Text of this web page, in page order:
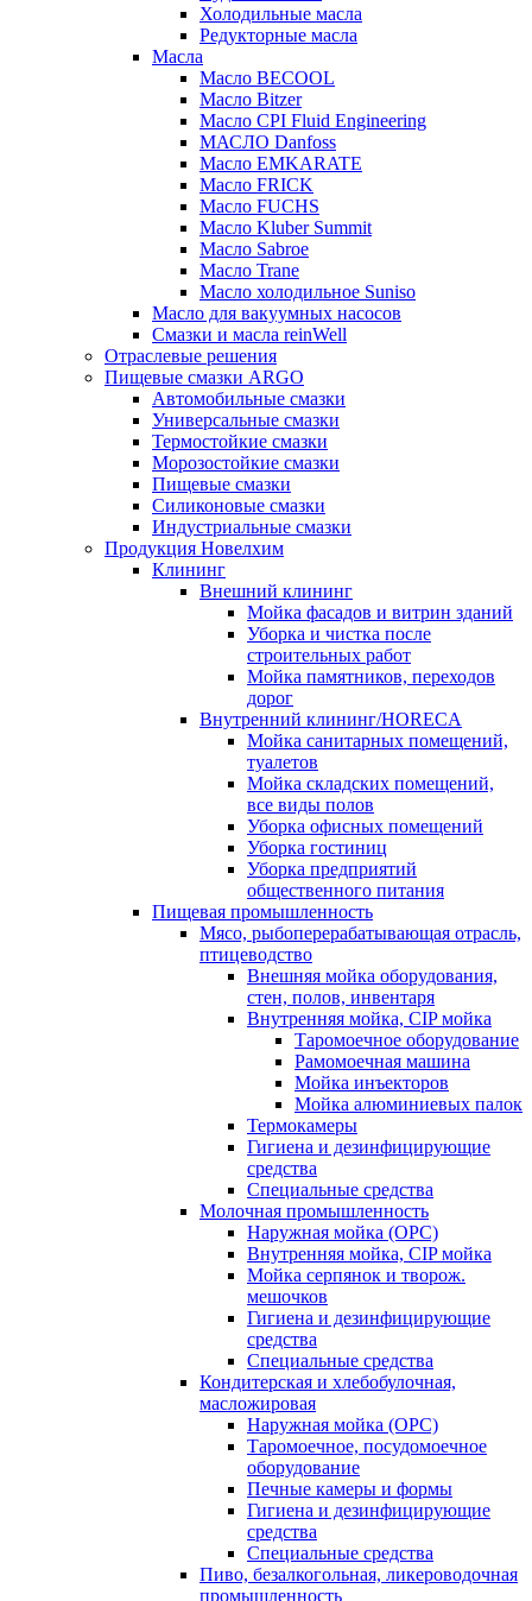
Холодильные масла
Редукторные масла
Масла
Масло BECOOL
Масло Bitzer
Масло CPI Fluid Engineering
МАСЛО Danfoss
Масло EMKARATE
Масло FRICK
Масло FUCHS
Масло Kluber Summit
Масло Sabroe
Масло Trane
Масло холодильное Suniso
Масло для вакуумных насосов
Смазки и масла reinWell
Отраслевые решения
Пищевые смазки ARGO
Автомобильные смазки
Универсальные смазки
Термостойкие смазки
Морозостойкие смазки
Пищевые смазки
Силиконовые смазки
Индустриальные смазки
Продукция Новелхим
Клининг
Внешний клининг
Мойка фасадов и витрин зданий
Уборка и чистка после
строительных работ
Мойка памятников, переходов
дорог
Внутренний клининг/HORECA
Мойка санитарных помещений,
туалетов
Мойка складских помещений,
все виды полов
Уборка офисных помещений
Уборка гостиниц
Уборка предприятий
общественного питания
Пищевая промышленность
Мясо, рыбоперерабатывающая отрасль,
птицеводство
Внешняя мойка оборудования,
стен, полов, инвентаря
Внутренняя мойка, CIP мойка
Таромоечное оборудование
Рамомоечная машина
Мойка инъекторов
Мойка алюминиевых палок
Термокамеры
Гигиена и дезинфицирующие
средства
Специальные средства
Молочная промышленность
Наружная мойка (ОРС)
Внутренняя мойка, CIP мойка
Мойка серпянок и творож.
мешочков
Гигиена и дезинфицирующие
средства
Специальные средства
Кондитерская и хлебобулочная,
масложировая
Наружная мойка (ОРС)
Таромоечное, посудомоечное
оборудование
Печные камеры и формы
Гигиена и дезинфицирующие
средства
Специальные средства
Пиво, безалкогольная, ликероводочная
промышленность